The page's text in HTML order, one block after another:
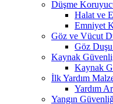
Düşme
Halat ve
Emniyet
Göz ve Vücut
Göz
Kaynak
Kaynak
İlk Yardım
Yardım
Yangın